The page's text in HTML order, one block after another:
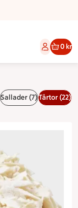
0 kr
Sallader (7)Tårtor (22)